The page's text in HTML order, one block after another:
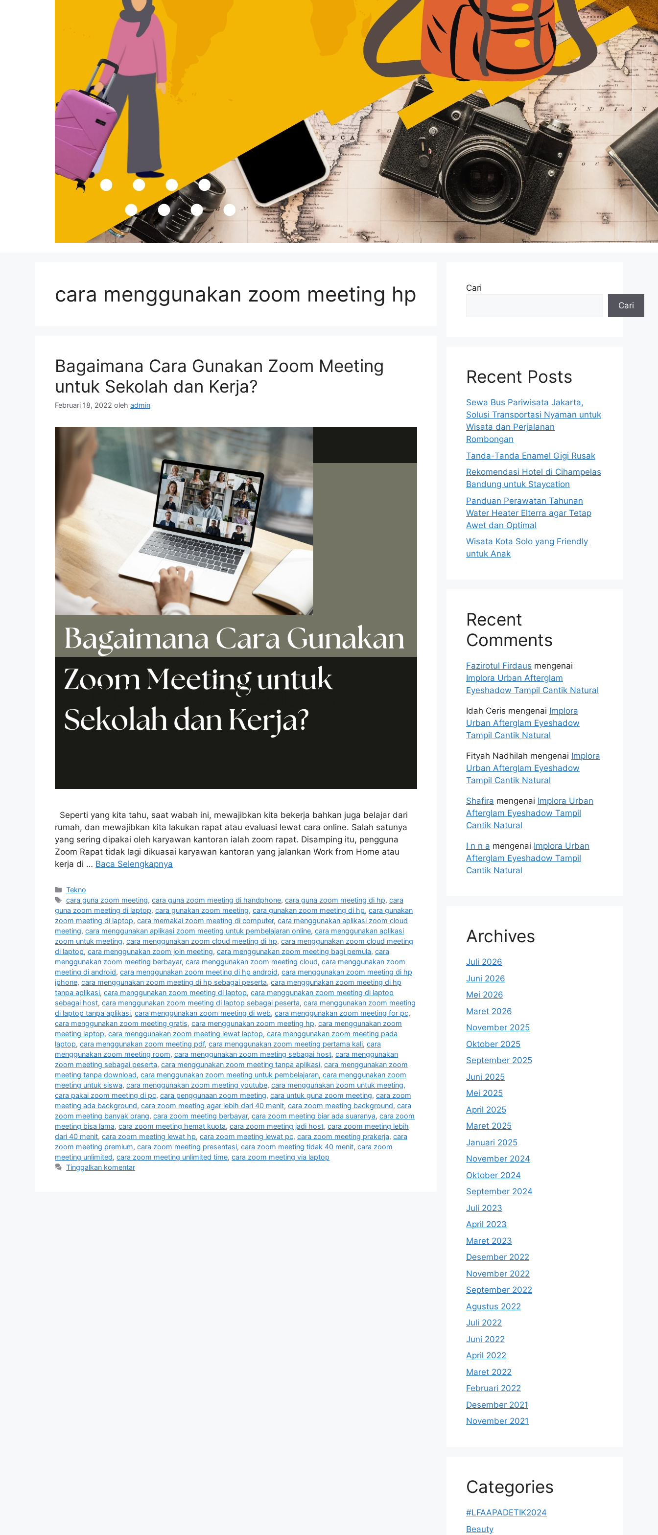
cara menggunakan zoom meeting hp
Bagaimana Cara Gunakan Zoom Meeting
untuk Sekolah dan Kerja?
Februari 18, 2022 oleh admin
Seperti yang kita tahu, saat wabah ini, mewajibkan kita bekerja bahkan juga belajar dari
rumah, dan mewajibkan kita lakukan rapat atau evaluasi lewat cara online. Salah satunya
yang sering dipakai oleh karyawan kantoran ialah zoom rapat. Disamping itu, pengguna
Zoom Rapat tidak lagi dikuasai karyawan kantoran yang jalankan Work from Home atau
kerja di … Baca Selengkapnya
Kategori
Tekno
Tag
cara guna zoom meeting,cara guna zoom meeting di handphone,cara guna zoom meeting di hp,cara
guna zoom meeting di laptop, cara gunakan zoom meeting, cara gunakan zoom meeting di hp, cara gunakan
zoom meeting di laptop, cara memakai zoom meeting di computer, cara menggunakan aplikasi zoom cloud
meeting, cara menggunakan aplikasi zoom meeting untuk pembelajaran online, cara menggunakan aplikasi
zoom untuk meeting, cara menggunakan zoom cloud meeting di hp, cara menggunakan zoom cloud meeting
di laptop, cara menggunakan zoom join meeting, cara menggunakan zoom meeting bagi pemula, cara
menggunakan zoom meeting berbayar, cara menggunakan zoom meeting cloud, cara menggunakan zoom
meeting di android, cara menggunakan zoom meeting di hp android, cara menggunakan zoom meeting di hp
iphone, cara menggunakan zoom meeting di hp sebagai peserta, cara menggunakan zoom meeting di hp
tanpa aplikasi, cara menggunakan zoom meeting di laptop, cara menggunakan zoom meeting di laptop
sebagai host, cara menggunakan zoom meeting di laptop sebagai peserta, cara menggunakan zoom meeting
di laptop tanpa aplikasi, cara menggunakan zoom meeting di web, cara menggunakan zoom meeting for pc,
cara menggunakan zoom meeting gratis, cara menggunakan zoom meeting hp, cara menggunakan zoom
meeting laptop, cara menggunakan zoom meeting lewat laptop, cara menggunakan zoom meeting pada
laptop, cara menggunakan zoom meeting pdf, cara menggunakan zoom meeting pertama kali, cara
menggunakan zoom meeting room, cara menggunakan zoom meeting sebagai host, cara menggunakan
zoom meeting sebagai peserta, cara menggunakan zoom meeting tanpa aplikasi, cara menggunakan zoom
meeting tanpa download, cara menggunakan zoom meeting untuk pembelajaran, cara menggunakan zoom
meeting untuk siswa, cara menggunakan zoom meeting youtube, cara menggunakan zoom untuk meeting,
cara pakai zoom meeting di pc, cara penggunaan zoom meeting, cara untuk guna zoom meeting, cara zoom
meeting ada background, cara zoom meeting agar lebih dari 40 menit, cara zoom meeting background, cara
zoom meeting banyak orang, cara zoom meeting berbayar, cara zoom meeting biar ada suaranya, cara zoom
meeting bisa lama, cara zoom meeting hemat kuota, cara zoom meeting jadi host, cara zoom meeting lebih
dari 40 menit, cara zoom meeting lewat hp, cara zoom meeting lewat pc, cara zoom meeting prakerja, cara
zoom meeting premium, cara zoom meeting presentasi, cara zoom meeting tidak 40 menit, cara zoom
meeting unlimited, cara zoom meeting unlimited time, cara zoom meeting via laptop
Tinggalkan komentar
Cari
Cari
Recent Posts
Sewa Bus Pariwisata Jakarta,
Solusi Transportasi Nyaman untuk
Wisata dan Perjalanan
Rombongan
Tanda-Tanda Enamel Gigi Rusak
Rekomendasi Hotel di Cihampelas
Bandung untuk Staycation
Panduan Perawatan Tahunan
Water Heater Elterra agar Tetap
Awet dan Optimal
Wisata Kota Solo yang Friendly
untuk Anak
Recent
Comments
Fazirotul Firdaus mengenai
Implora Urban Afterglam
Eyeshadow Tampil Cantik Natural
Idah Ceris mengenai Implora
Urban Afterglam Eyeshadow
Tampil Cantik Natural
Fityah Nadhilah mengenai Implora
Urban Afterglam Eyeshadow
Tampil Cantik Natural
Shafira mengenai Implora Urban
Afterglam Eyeshadow Tampil
Cantik Natural
I n n a mengenai Implora Urban
Afterglam Eyeshadow Tampil
Cantik Natural
Archives
Juli 2026
Juni 2026
Mei 2026
Maret 2026
November 2025
Oktober 2025
September 2025
Juni 2025
Mei 2025
April 2025
Maret 2025
Januari 2025
November 2024
Oktober 2024
September 2024
Juli 2023
April 2023
Maret 2023
Desember 2022
November 2022
September 2022
Agustus 2022
Juli 2022
Juni 2022
April 2022
Maret 2022
Februari 2022
Desember 2021
November 2021
Categories
#LFAAPADETIK2024
Beauty